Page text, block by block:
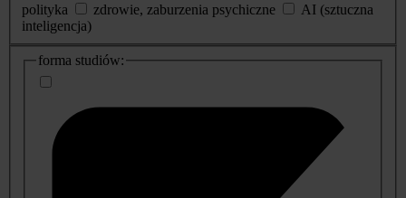
polityka
zdrowie, zaburzenia psychiczne
AI (sztuczna
inteligencja)
dodatkowe
informacje
forma studiów: